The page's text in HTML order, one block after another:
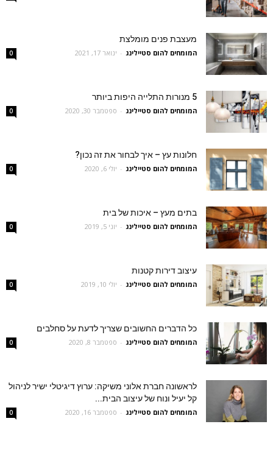
מעצבת פנים מומלצת
המומחים להום סטיילינג - ינואר 17, 2021 0
5 מנורות התלייה היפות ביותר
המומחים להום סטיילינג - ספטמבר 30, 2020 0
חלונות עץ – איך לבחור את זה נכון?
המומחים להום סטיילינג - יולי 6, 2020 0
בתים מעץ – איכות של בית
המומחים להום סטיילינג - יוני 5, 2019 0
עיצוב דירות קטנות
המומחים להום סטיילינג - יולי 10, 2019 0
כל הדברים החשובים שצריך לדעת על סחלבים
המומחים להום סטיילינג - ספטמבר 8, 2020 0
לראשונה חברת אלוני משיקה: ערוץ דיגיטלי ישיר לניהול
קל יעיל ונוח של עיצוב הבית...
המומחים להום סטיילינג - ספטמבר 16, 2020 0